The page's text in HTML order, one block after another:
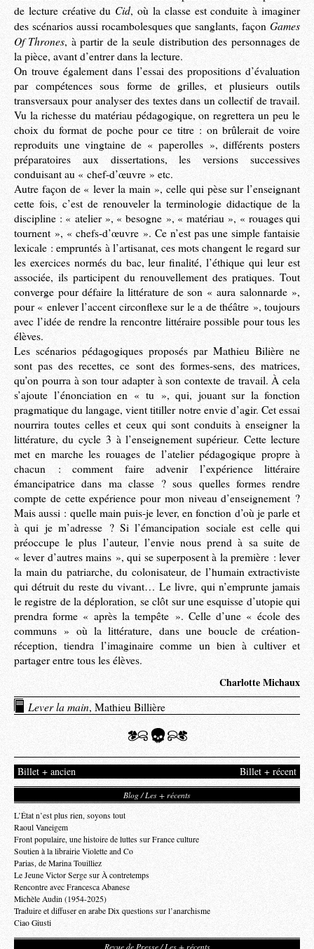
de lecture créative du Cid, où la classe est conduite à imaginer
des scénarios aussi rocambolesques que sanglants, façon Games
Of Thrones, à partir de la seule distribution des personnages de
la pièce, avant d’entrer dans la lecture.
On trouve également dans l’essai des propositions d’évaluation
par compétences sous forme de grilles, et plusieurs outils
transversaux pour analyser des textes dans un collectif de travail.
Vu la richesse du matériau pédagogique, on regrettera un peu le
choix du format de poche pour ce titre : on brûlerait de voire
reproduits une vingtaine de « paperolles », différents posters
préparatoires aux dissertations, les versions successives
conduisant au « chef-d’œuvre » etc.
Autre façon de « lever la main », celle qui pèse sur l’enseignant
cette fois, c’est de renouveler la terminologie didactique de la
discipline : « atelier », « besogne », « matériau », « rouages qui
tournent », « chefs-d’œuvre ». Ce n’est pas une simple fantaisie
lexicale : empruntés à l’artisanat, ces mots changent le regard sur
les exercices normés du bac, leur finalité, l’éthique qui leur est
associée, ils participent du renouvellement des pratiques. Tout
converge pour défaire la littérature de son « aura salonnarde »,
pour « enlever l’accent circonflexe sur le a de théâtre », toujours
avec l’idée de rendre la rencontre littéraire possible pour tous les
élèves.
Les scénarios pédagogiques proposés par Mathieu Bilière ne
sont pas des recettes, ce sont des formes-sens, des matrices,
qu’on pourra à son tour adapter à son contexte de travail. À cela
s’ajoute l’énonciation en « tu », qui, jouant sur la fonction
pragmatique du langage, vient titiller notre envie d’agir. Cet essai
nourrira toutes celles et ceux qui sont conduits à enseigner la
littérature, du cycle 3 à l’enseignement supérieur. Cette lecture
met en marche les rouages de l’atelier pédagogique propre à
chacun : comment faire advenir l’expérience littéraire
émancipatrice dans ma classe ? sous quelles formes rendre
compte de cette expérience pour mon niveau d’enseignement ?
Mais aussi : quelle main puis-je lever, en fonction d’où je parle et
à qui je m’adresse ? Si l’émancipation sociale est celle qui
préoccupe le plus l’auteur, l’envie nous prend à sa suite de
« lever d’autres mains », qui se superposent à la première : lever
la main du patriarche, du colonisateur, de l’humain extractiviste
qui détruit du reste du vivant… Le livre, qui n’emprunte jamais
le registre de la déploration, se clôt sur une esquisse d’utopie qui
prendra forme « après la tempête ». Celle d’une « école des
communs » où la littérature, dans une boucle de création-
réception, tiendra l’imaginaire comme un bien à cultiver et
partager entre tous les élèves.
Charlotte Michaux
Lever la main, Mathieu Billière
Billet + récent
Billet + ancien
Blog / Les + récents
L’État n’est plus rien, soyons tout
Raoul Vaneigem
Front populaire, une histoire de luttes sur France culture
Soutien à la librairie Violette and Co
Parias, de Marina Touilliez
Le Jeune Victor Serge sur À contretemps
Rencontre avec Francesca Abanese
Michèle Audin (1954-2025)
Traduire et diffuser en arabe Dix questions sur l’anarchisme
Ciao Giusti
Revue de Presse / Les + récents